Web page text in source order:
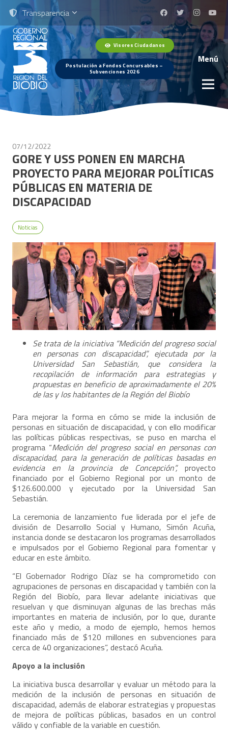
Transparencia
Visores Ciudadanos
Postulación a Fondos Concursables –
Subvenciones 2026
Menú
07/12/2022
GORE Y USS PONEN EN MARCHA
PROYECTO PARA MEJORAR POLÍTICAS
PÚBLICAS EN MATERIA DE
DISCAPACIDAD
Noticias
Se trata de la iniciativa “Medición del progreso social
en personas con discapacidad”, ejecutada por la
Universidad San Sebastián, que considera la
recopilación de información para estrategias y
propuestas en beneficio de aproximadamente el 20%
de las y los habitantes de la Región del Biobío
Para mejorar la forma en cómo se mide la inclusión de
personas en situación de discapacidad, y con ello modificar
las políticas públicas respectivas, se puso en marcha el
programa “Medición del progreso social en personas con
discapacidad, para la generación de políticas basadas en
evidencia en la provincia de Concepción”, proyecto
financiado por el Gobierno Regional por un monto de
$126.600.000 y ejecutado por la Universidad San
Sebastián.
La ceremonia de lanzamiento fue liderada por el jefe de
división de Desarrollo Social y Humano, Simón Acuña,
instancia donde se destacaron los programas desarrollados
e impulsados por el Gobierno Regional para fomentar y
educar en este ámbito.
“El Gobernador Rodrigo Díaz se ha comprometido con
agrupaciones de personas en discapacidad y también con la
Región del Biobío, para llevar adelante iniciativas que
resuelvan y que disminuyan algunas de las brechas más
importantes en materia de inclusión, por lo que, durante
este año y medio, a modo de ejemplo, hemos hemos
financiado más de $120 millones en subvenciones para
cerca de 40 organizaciones”, destacó Acuña.
Apoyo a la inclusión
La iniciativa busca desarrollar y evaluar un método para la
medición de la inclusión de personas en situación de
discapacidad, además de elaborar estrategias y propuestas
de mejora de políticas públicas, basados en un control
válido y confiable de la variable en cuestión.